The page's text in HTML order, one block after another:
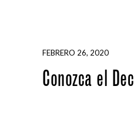
FEBRERO 26, 2020
Conozca el